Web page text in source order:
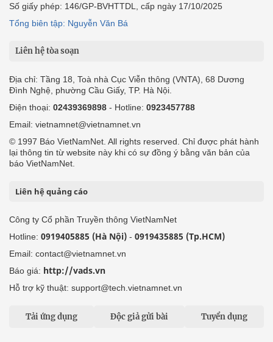
Số giấy phép: 146/GP-BVHTTDL, cấp ngày 17/10/2025
Tổng biên tập: Nguyễn Văn Bá
Liên hệ tòa soạn
Địa chỉ: Tầng 18, Toà nhà Cục Viễn thông (VNTA), 68 Dương
Đình Nghệ, phường Cầu Giấy, TP. Hà Nội.
Điện thoại: 02439369898 - Hotline: 0923457788
Email: vietnamnet@vietnamnet.vn
© 1997 Báo VietNamNet. All rights reserved. Chỉ được phát hành
lại thông tin từ website này khi có sự đồng ý bằng văn bản của
báo VietNamNet.
Liên hệ quảng cáo
Công ty Cổ phần Truyền thông VietNamNet
Hotline: 0919405885 (Hà Nội) - 0919435885 (Tp.HCM)
Email: contact@vietnamnet.vn
Báo giá: http://vads.vn
Hỗ trợ kỹ thuật: support@tech.vietnamnet.vn
Tải ứng dụng Độc giả gửi bài Tuyển dụng